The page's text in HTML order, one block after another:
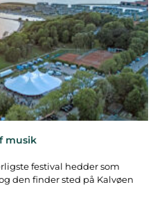
musik
festival hedder som
den finder sted på Kalvøen